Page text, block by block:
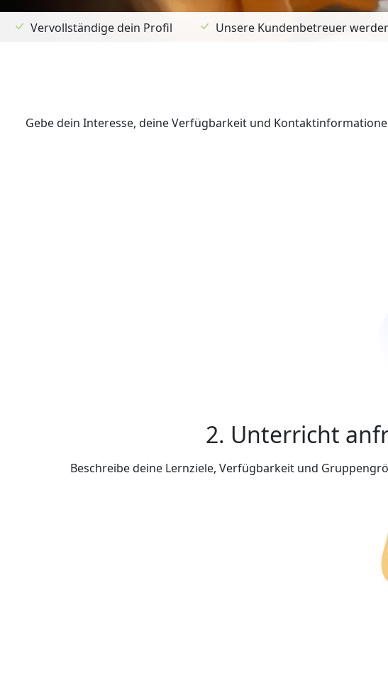
Vervollständige dein Profil Unsere Kundenbetreuer
Gebe dein Interesse, deine Verfügbarkeit und
2. Unterricht
Beschreibe deine Lernziele, Verfügbarkeit und